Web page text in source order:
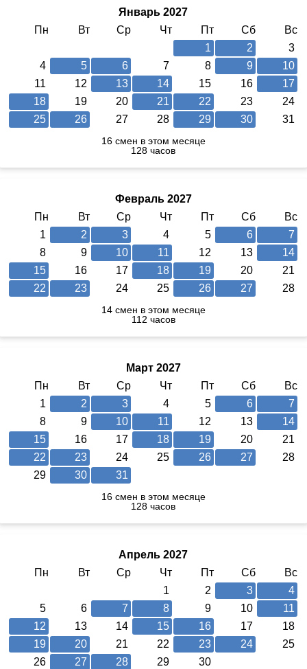
Январь 2027
Пн
Вт Ср Чт Пт Сб
Вс
1
2
3
4
5 6 7 8 9
10
11
12 13 14 15 16
17
18
19 20 21 22 23
24
25
26 27 28 29 30 31
16 смен в этом месяце
128 часов
Февраль 2027
Пн
Вт Ср Чт Пт Сб
Вс
1
2 3 4 5 6
7
8
9 10 11 12 13
14
15
16 17 18 19 20
21
22
23 24 25 26 27 28
14 смен в этом месяце
112 часов
Март 2027
Пн
Вт Ср Чт Пт Сб
Вс
1
2 3 4 5 6
7
8
9 10 11 12 13
14
15
16 17 18 19 20
21
22
23 24 25 26 27
28
29
30 31
16 смен в этом месяце
128 часов
Апрель 2027
Пн
Вт Ср Чт Пт Сб
Вс
1
2 3
4
5
6 7 8 9 10
11
12
13 14 15 16 17
18
19
20 21 22 23 24
25
26
27 28 29 30